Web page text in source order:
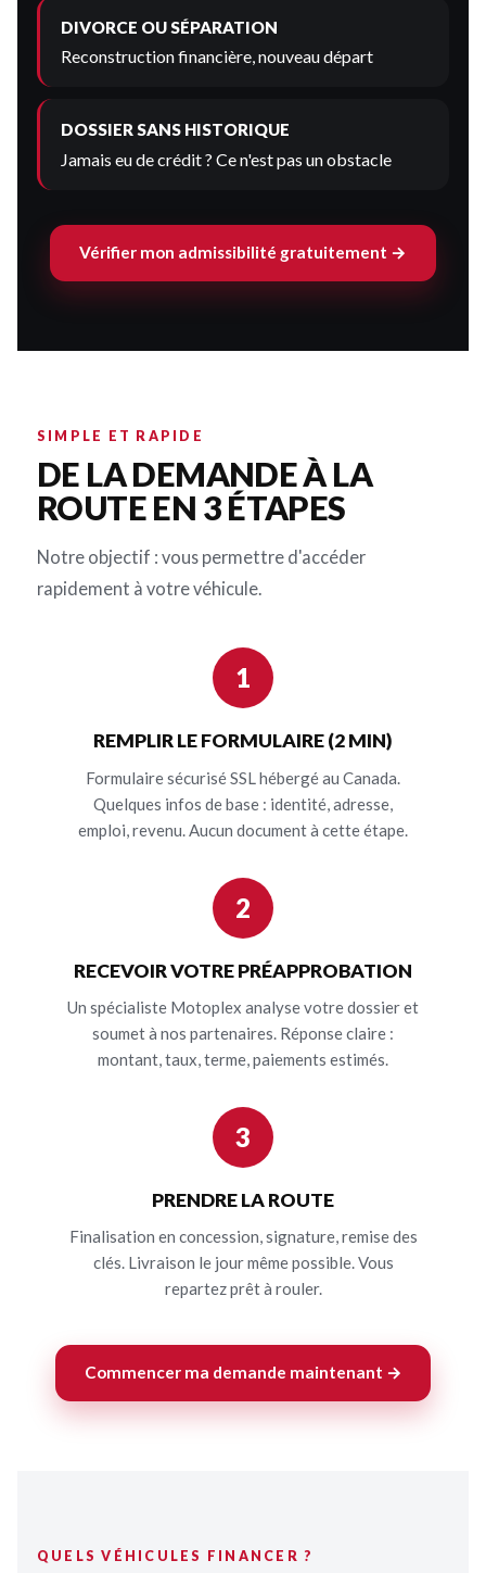
DIVORCE OU SÉPARATION
Reconstruction financière, nouveau départ
DOSSIER SANS HISTORIQUE
Jamais eu de crédit ? Ce n'est pas un obstacle
Vérifier mon admissibilité gratuitement →
SIMPLE ET RAPIDE
DE LA DEMANDE À LA
ROUTE EN 3 ÉTAPES
Notre objectif : vous permettre d'accéder
rapidement à votre véhicule.
1
REMPLIR LE FORMULAIRE (2 MIN)
Formulaire sécurisé SSL hébergé au Canada.
Quelques infos de base : identité, adresse,
emploi, revenu. Aucun document à cette étape.
2
RECEVOIR VOTRE PRÉAPPROBATION
Un spécialiste Motoplex analyse votre dossier et
soumet à nos partenaires. Réponse claire :
montant, taux, terme, paiements estimés.
3
PRENDRE LA ROUTE
Finalisation en concession, signature, remise des
clés. Livraison le jour même possible. Vous
repartez prêt à rouler.
Commencer ma demande maintenant →
QUELS VÉHICULES FINANCER ?